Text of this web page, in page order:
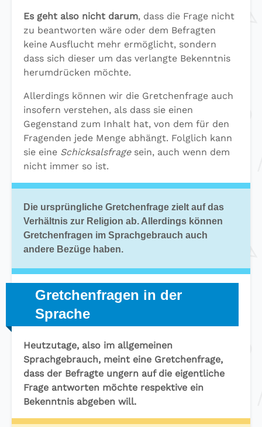
Es geht also nicht darum, dass die Frage nicht
zu beantworten wäre oder dem Befragten
keine Ausflucht mehr ermöglicht, sondern
dass sich dieser um das verlangte Bekenntnis
herumdrücken möchte.
Allerdings können wir die Gretchenfrage auch
insofern verstehen, als dass sie einen
Gegenstand zum Inhalt hat, von dem für den
Fragenden jede Menge abhängt. Folglich kann
sie eine Schicksalsfragesein, auch wenn dem
nicht immer so ist.
Die ursprüngliche Gretchenfrage zielt auf das
Verhältnis zur Religion ab. Allerdings können
Gretchenfragen im Sprachgebrauch auch
andere Bezüge haben.
Gretchenfragen in der
Sprache
Heutzutage, also im allgemeinen
Sprachgebrauch, meint eine Gretchenfrage,
dass der Befragte ungern auf die eigentliche
Frage antworten möchte respektive ein
Bekenntnis abgeben will.